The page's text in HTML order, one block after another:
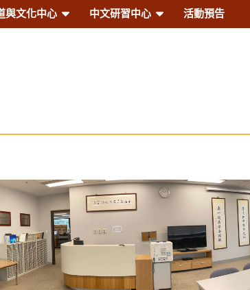
與文化中心 中文研習中心‎ 活動預告
文化